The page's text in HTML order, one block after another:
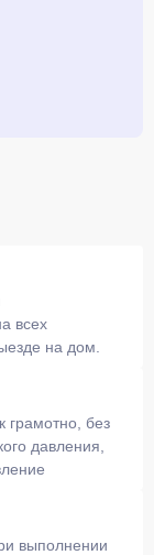
всех
на дом.
грамотно, без
давления,
выполнении